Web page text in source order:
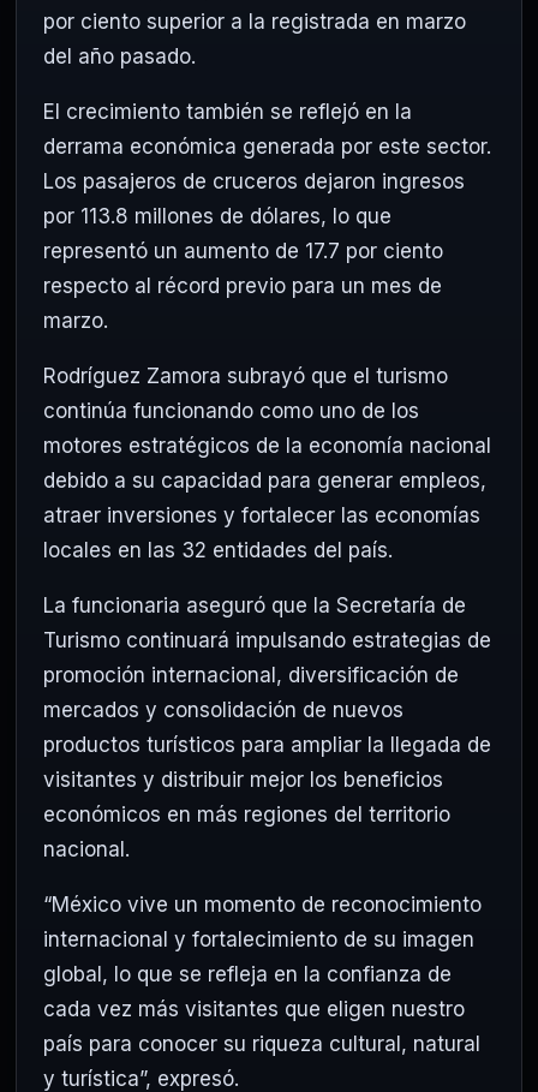
por ciento superior a la registrada en marzo
del año pasado.
El crecimiento también se reflejó en la
derrama económica generada por este sector.
Los pasajeros de cruceros dejaron ingresos
por 113.8 millones de dólares, lo que
representó un aumento de 17.7 por ciento
respecto al récord previo para un mes de
marzo.
Rodríguez Zamora subrayó que el turismo
continúa funcionando como uno de los
motores estratégicos de la economía nacional
debido a su capacidad para generar empleos,
atraer inversiones y fortalecer las economías
locales en las 32 entidades del país.
La funcionaria aseguró que la Secretaría de
Turismo continuará impulsando estrategias de
promoción internacional, diversificación de
mercados y consolidación de nuevos
productos turísticos para ampliar la llegada de
visitantes y distribuir mejor los beneficios
económicos en más regiones del territorio
nacional.
“México vive un momento de reconocimiento
internacional y fortalecimiento de su imagen
global, lo que se refleja en la confianza de
cada vez más visitantes que eligen nuestro
país para conocer su riqueza cultural, natural
y turística”, expresó.